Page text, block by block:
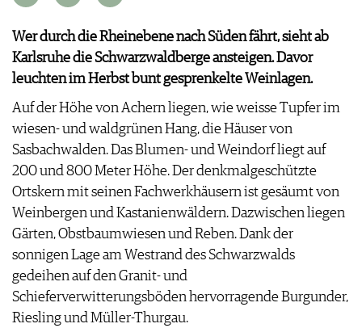
KLARTEXT
EXTRAS
ABO
AUSGABE
VIDEOS
BILDSTRECKEN
BÜCHER
NEWS
WEINWIRTSCHAFT
WEINSZENE
VINOPHILES
ARCHIV
ANMELDEN
AWARDS
GEWINNSPIELE
VORTEILSWELT
TRINKREIFETABELLE
ABO
WEINSUCHE
NEWSLETTER
WINE TRADE CLUB
REDAKTION
JOBS
Wer durch die Rheinebene nach Süden fährt, sieht ab
Karlsruhe die Schwarzwaldberge ansteigen. Davor
leuchten im Herbst bunt gesprenkelte Weinlagen.
Auf der Höhe von Achern liegen, wie weisse Tupfer im
wiesen- und waldgrünen Hang, die Häuser von
Sasbachwalden. Das Blumen- und Weindorf liegt auf
200 und 800 Meter Höhe. Der denkmalgeschützte
Ortskern mit seinen Fachwerkhäusern ist gesäumt von
Weinbergen und Kastanienwäldern. Dazwischen liegen
Gärten, Obstbaumwiesen und Reben. Dank der
sonnigen Lage am Westrand des Schwarzwalds
gedeihen auf den Granit- und
Schieferverwitterungsböden hervorragende Burgunder,
Riesling und Müller-Thurgau.